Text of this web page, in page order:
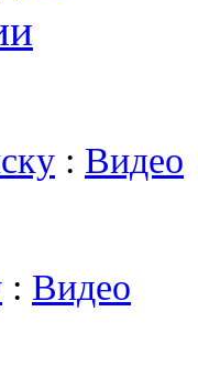
: Видео
: Видео